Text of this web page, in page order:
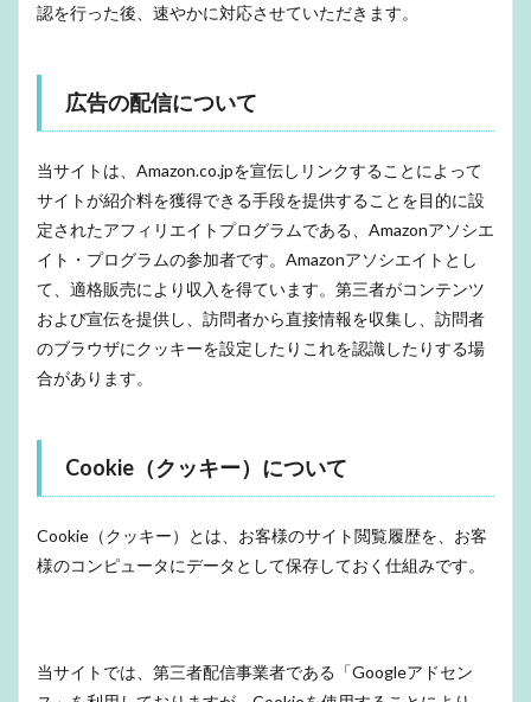
認を行った後、速やかに対応させていただきます。
広告の配信について
当サイトは、Amazon.co.jpを宣伝しリンクすることによって
サイトが紹介料を獲得できる手段を提供することを目的に設
定されたアフィリエイトプログラムである、Amazonアソシエ
イト・プログラムの参加者です。Amazonアソシエイトとし
て、適格販売により収入を得ています。第三者がコンテンツ
および宣伝を提供し、訪問者から直接情報を収集し、訪問者
のブラウザにクッキーを設定したりこれを認識したりする場
合があります。
Cookie（クッキー）について
Cookie（クッキー）とは、お客様のサイト閲覧履歴を、お客
様のコンピュータにデータとして保存しておく仕組みです。
当サイトでは、第三者配信事業者である「Googleアドセン